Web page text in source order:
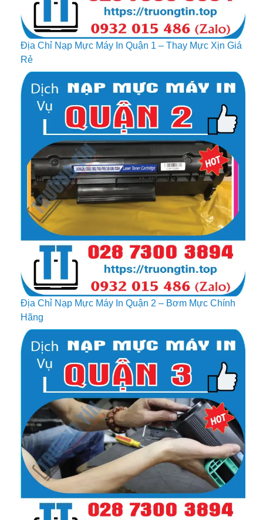
Địa Chỉ Nạp Mực Máy In Quận 1 – Thay Mực Xịn Giá
Rẻ
Địa Chỉ Nạp Mực Máy In Quận 2 – Bơm Mực Chính
Hãng